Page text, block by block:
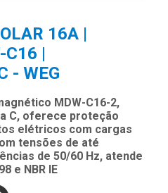
16A |
C16 |
- WEG
MDW-C16-2,
C, oferece proteção
elétricos com cargas
tensões de até
de 50/60 Hz, atende
e NBR IE